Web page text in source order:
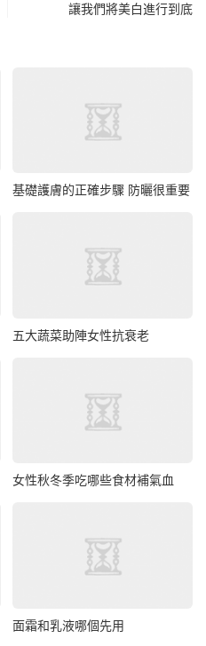
讓我們將美白進行到底
基礎護膚的正確步驟 防曬很重要
五大蔬菜助陣女性抗衰老
女性秋冬季吃哪些食材補氣血
面霜和乳液哪個先用